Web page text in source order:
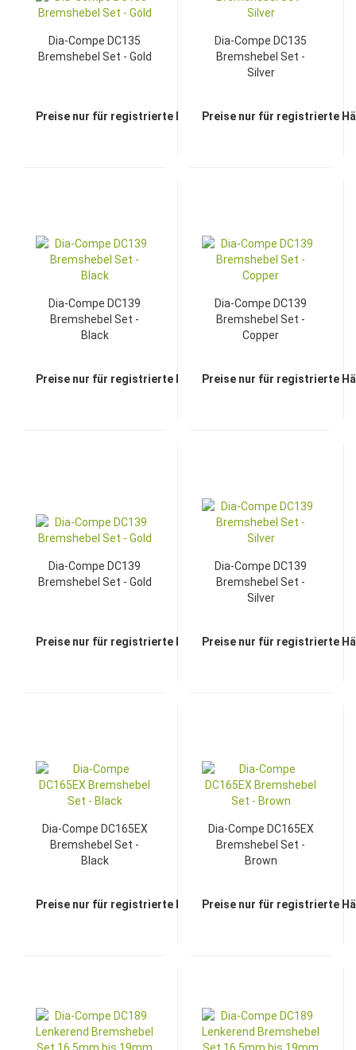
Dia-Compe DC135
Bremshebel Set - Gold
Preise nur für registrierte Händler sichtbar
Dia-Compe DC135
Bremshebel Set -
Silver
Preise nur für registrierte
Dia-Compe DC139
Bremshebel Set -
Black
Preise nur für registrierte Händler sichtbar
Dia-Compe DC139
Bremshebel Set -
Copper
Preise nur für registrierte
Dia-Compe DC139
Bremshebel Set - Gold
Preise nur für registrierte Händler sichtbar
Dia-Compe DC139
Bremshebel Set -
Silver
Preise nur für registrierte
Dia-Compe DC165EX
Bremshebel Set -
Black
Preise nur für registrierte Händler sichtbar
Dia-Compe DC165EX
Bremshebel Set -
Brown
Preise nur für registrierte